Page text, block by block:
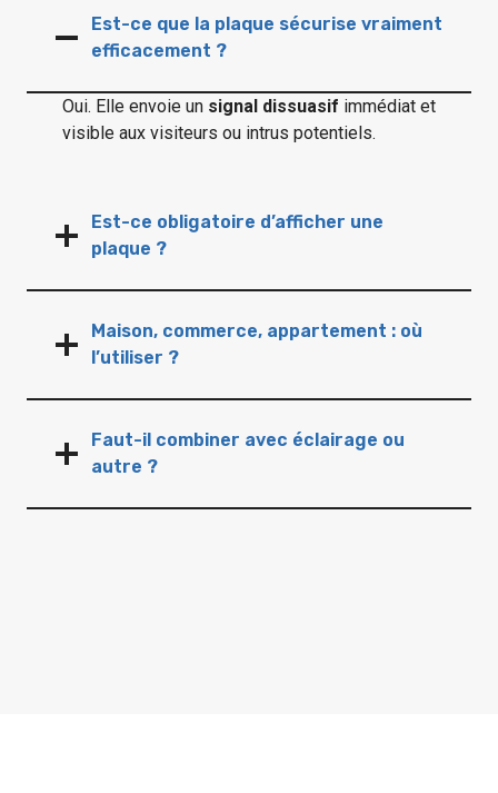
Est-ce que la plaque sécurise vraiment
efficacement ?
Oui. Elle envoie un signal dissuasif immédiat et
visible aux visiteurs ou intrus potentiels.
Est-ce obligatoire d’afficher une
plaque ?
Maison, commerce, appartement : où
l’utiliser ?
Faut-il combiner avec éclairage ou
autre ?